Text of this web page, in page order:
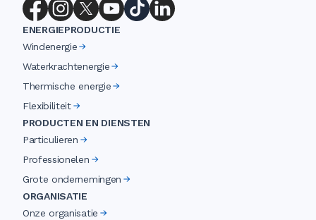
ENERGIEPRODUCTIE
Windenergie
Waterkrachtenergie
Thermische energie
Flexibiliteit
PRODUCTEN EN DIENSTEN
Particulieren
Professionelen
Grote ondernemingen
ORGANISATIE
Onze organisatie